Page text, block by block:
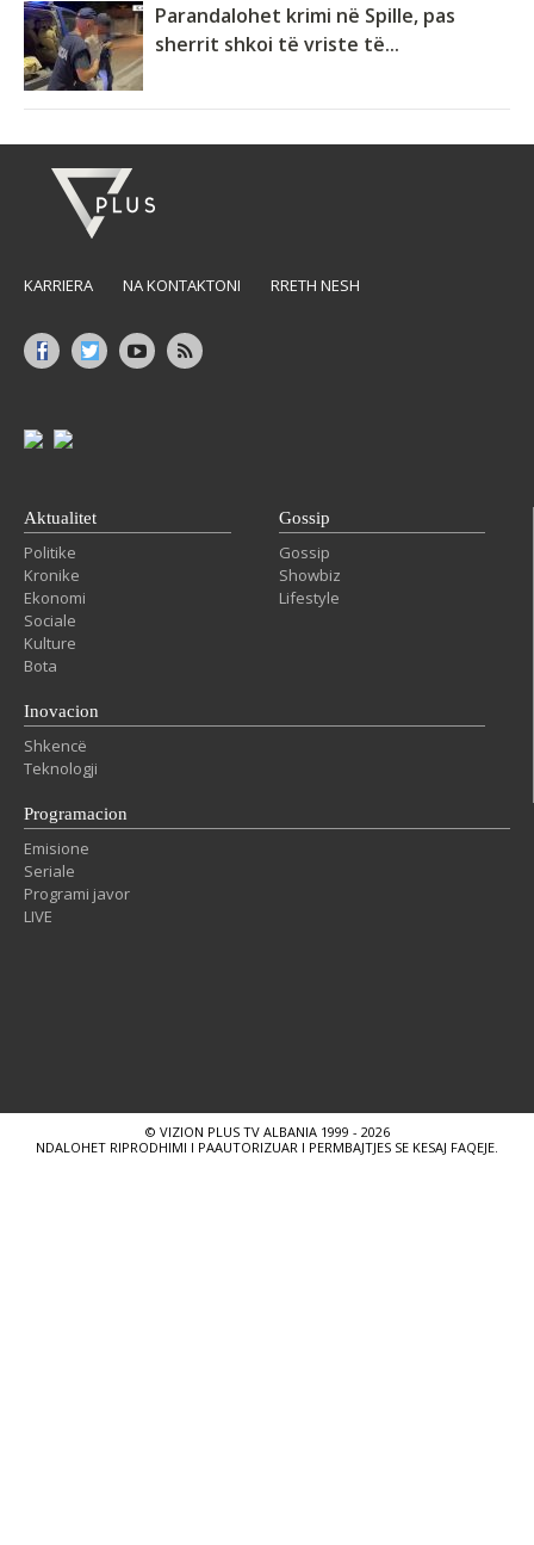
Parandalohet krimi në Spille, pas
sherrit shkoi të vriste të...
KARRIERA NA KONTAKTONI RRETH NESH
Aktualitet
Politike
Kronike
Ekonomi
Sociale
Kulture
Bota
Gossip
Gossip
Showbiz
Lifestyle
Inovacion
Shkencë
Teknologji
Programacion
Emisione
Seriale
Programi javor
LIVE
© VIZION PLUS TV ALBANIA 1999 - 2026
NDALOHET RIPRODHIMI I PAAUTORIZUAR I PERMBAJTJES SE KESAJ FAQEJE.